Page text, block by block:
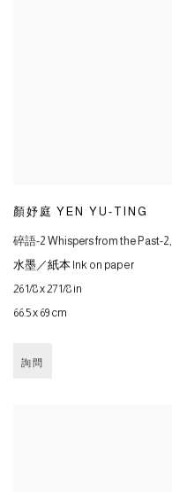
顏妤庭 YEN YU-TING
碎語-2 Whispers from the Past-2,
水墨／紙本 Ink on paper
26 1/8 x 27 1/8 in
66.5 x 69 cm
詢問